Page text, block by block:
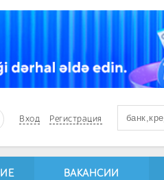
Вход Регистрация
ВАКАНСИИ